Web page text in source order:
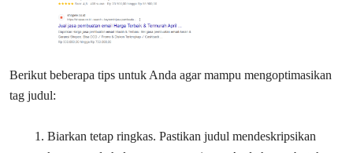
Berikut beberapa tips untuk Anda agar mampu mengoptimasikan
tag judul:
Biarkan tetap ringkas. Pastikan judul mendeskripsikan